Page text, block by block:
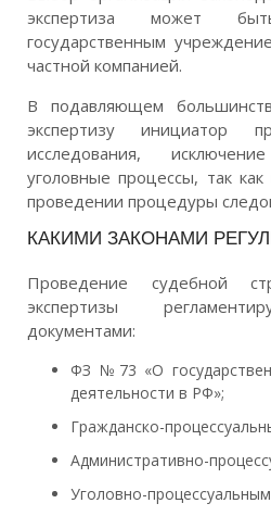
экспертиза может
государственным
частной компанией.
В подавляющем
экспертизу инициатор
исследования,
уголовные процессы, так
проведении процедуры
КАКИМИ ЗАКОНАМИ
Проведение судебной
экспертизы
документами:
ФЗ №73 «О
деятельности в РФ»;
Гражданско-
Административно-
Уголовно-